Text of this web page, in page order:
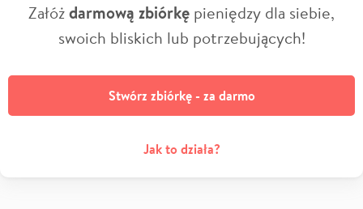
Załóżdarmową zbiórkę pieniędzy dla siebie,
swoich bliskich lub potrzebujących!
Stwórz zbiórkę - za darmo
Jak to działa?